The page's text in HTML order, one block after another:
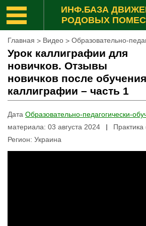
ИНФ.БАЗА
РОДОВЫХ
Главная > Видео > Образовательно-
Урок каллиграфии для
новичков. Отзывы
новичков после обучения
каллиграфии – часть 1
Образовательно-педагогически-
Дата
материала: 03 августа 2024
Регион: Украина